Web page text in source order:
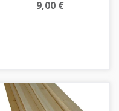
9,00 €